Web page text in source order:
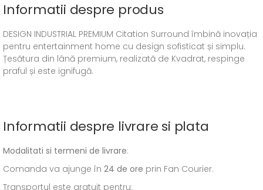
Informatii despre produs
DESIGN INDUSTRIAL PREMIUM Citation Surround îmbină inovația
pentru entertainment home cu design sofisticat și simplu.
Țesătura din lână premium, realizată de Kvadrat, respinge
praful și este ignifugă.
Informatii despre livrare si plata
Modalitati si termeni de livrare:
Comanda va ajunge în 24 de ore prin Fan Courier.
Transportul este gratuit pentru: